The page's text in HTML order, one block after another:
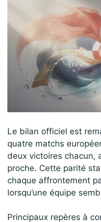
Le bilan officiel est
quatre matchs
deux victoires chacun,
proche. Cette parité
chaque affrontement
lorsqu’une équipe
Principaux repères à